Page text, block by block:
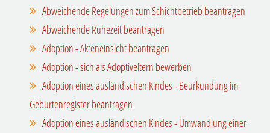
Abweichende Regelungen zum Schichtbetrieb beantragen
Abweichende Ruhezeit beantragen
Adoption - Akteneinsicht beantragen
Adoption - sich als Adoptiveltern bewerben
Adoption eines ausländischen Kindes - Beurkundung im
Geburtenregister beantragen
Adoption eines ausländischen Kindes - Umwandlung einer